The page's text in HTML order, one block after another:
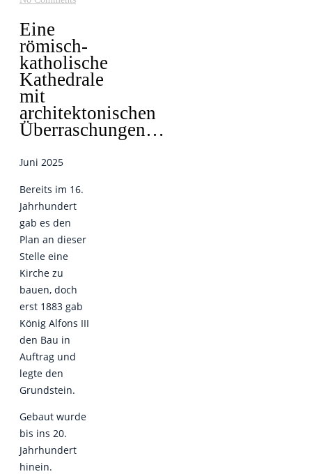
Eine
römisch-
katholische
Kathedrale
mit
architektonischen
Überraschungen…
Juni 2025
Bereits im 16.
Jahrhundert
gab es den
Plan an dieser
Stelle eine
Kirche zu
bauen, doch
erst 1883 gab
König Alfons III
den Bau in
Auftrag und
legte den
Grundstein.
Gebaut wurde
bis ins 20.
Jahrhundert
hinein.